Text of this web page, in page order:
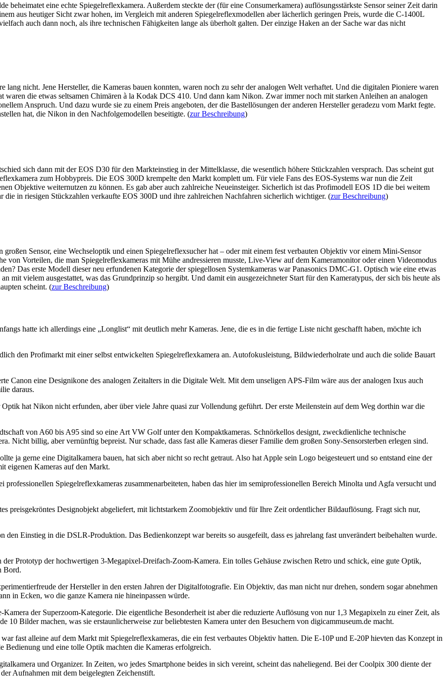
beheimatet eine echte Spiegelreflexkamera. Außerdem steckte der (für eine Consumerkamera) auflösungsstärkste Sensor seiner Zeit darin
aus heutiger Sicht zwar hohen, im Vergleich mit anderen Spiegelreflexmodellen aber lächerlich geringen Preis, wurde die C-1400L
auch dann noch, als ihre technischen Fähigkeiten lange als überholt galten. Der einzige Haken an der Sache war das nicht
nicht. Jene Hersteller, die Kameras bauen konnten, waren noch zu sehr der analogen Welt verhaftet. Und die digitalen Pioniere waren
waren die etwas seltsamen Chimären à la Kodak DCS 410. Und dann kam Nikon. Zwar immer noch mit starken Anleihen an analogen
Anspruch. Und dazu wurde sie zu einem Preis angeboten, der die Bastellösungen der anderen Hersteller geradezu vom Markt fegte.
hat, die Nikon in den Nachfolgemodellen beseitigte. (zur Beschreibung)
sich dann mit der EOS D30 für den Markteinstieg in der Mittelklasse, die wesentlich höhere Stückzahlen versprach. Das scheint gut
zum Hobbypreis. Die EOS 300D krempelte den Markt komplett um. Für viele Fans des EOS-Systems war nun die Zeit
Objektive weiternutzen zu können. Es gab aber auch zahlreiche Neueinsteiger. Sicherlich ist das Profimodell EOS 1D die bei weitem
die in riesigen Stückzahlen verkaufte EOS 300D und ihre zahlreichen Nachfahren sicherlich wichtiger. (zur Beschreibung)
großen Sensor, eine Wechseloptik und einen Spiegelreflexsucher hat – oder mit einem fest verbauten Objektiv vor einem Mini-Sensor
von Vorteilen, die man Spiegelreflexkameras mit Mühe andressieren musste, Live-View auf dem Kameramonitor oder einen Videomodus
Das erste Modell dieser neu erfundenen Kategorie der spiegellosen Systemkameras war Panasonics DMC-G1. Optisch wie eine etwas
mit vielem ausgestattet, was das Grundprinzip so hergibt. Und damit ein ausgezeichneter Start für den Kameratypus, der sich bis heute als
scheint. (zur Beschreibung)
hatte ich allerdings eine „Longlist“ mit deutlich mehr Kameras. Jene, die es in die fertige Liste nicht geschafft haben, möchte ich
den Profimarkt mit einer selbst entwickelten Spiegelreflexkamera an. Autofokusleistung, Bildwiederholrate und auch die solide Bauart
Canon eine Designikone des analogen Zeitalters in die Digitale Welt. Mit dem unseligen APS-Film wäre aus der analogen Ixus auch
daraus.
hat Nikon nicht erfunden, aber über viele Jahre quasi zur Vollendung geführt. Der erste Meilenstein auf dem Weg dorthin war die
von A60 bis A95 sind so eine Art VW Golf unter den Kompaktkameras. Schnörkellos designt, zweckdienliche technische
Nicht billig, aber vernünftig bepreist. Nur schade, dass fast alle Kameras dieser Familie dem großen Sony-Sensorsterben erlegen sind.
ja gerne eine Digitalkamera bauen, hat sich aber nicht so recht getraut. Also hat Apple sein Logo beigesteuert und so entstand eine der
eigenen Kameras auf den Markt.
Spiegelreflexkameras zusammenarbeiteten, haben das hier im semiprofessionellen Bereich Minolta und Agfa versucht und
preisgekröntes Designobjekt abgeliefert, mit lichtstarkem Zoomobjektiv und für Ihre Zeit ordentlicher Bildauflösung. Fragt sich nur,
den Einstieg in die DSLR-Produktion. Das Bedienkonzept war bereits so ausgefeilt, dass es jahrelang fast unverändert beibehalten wurde.
Prototyp der hochwertigen 3-Megapixel-Dreifach-Zoom-Kamera. Ein tolles Gehäuse zwischen Retro und schick, eine gute Optik,
Bord.
der Hersteller in den ersten Jahren der Digitalfotografie. Ein Objektiv, das man nicht nur drehen, sondern sogar abnehmen
in Ecken, wo die ganze Kamera nie hineinpassen würde.
der Superzoom-Kategorie. Die eigentliche Besonderheit ist aber die reduzierte Auflösung von nur 1,3 Megapixeln zu einer Zeit, als
10 Bilder machen, was sie erstaunlicherweise zur beliebtesten Kamera unter den Besuchern von digicammuseum.de macht.
fast alleine auf dem Markt mit Spiegelreflexkameras, die ein fest verbautes Objektiv hatten. Die E-10P und E-20P hievten das Konzept in
Bedienung und eine tolle Optik machten die Kameras erfolgreich.
und Organizer. In Zeiten, wo jedes Smartphone beides in sich vereint, scheint das naheliegend. Bei der Coolpix 300 diente der
Aufnahmen mit dem beigelegten Zeichenstift.